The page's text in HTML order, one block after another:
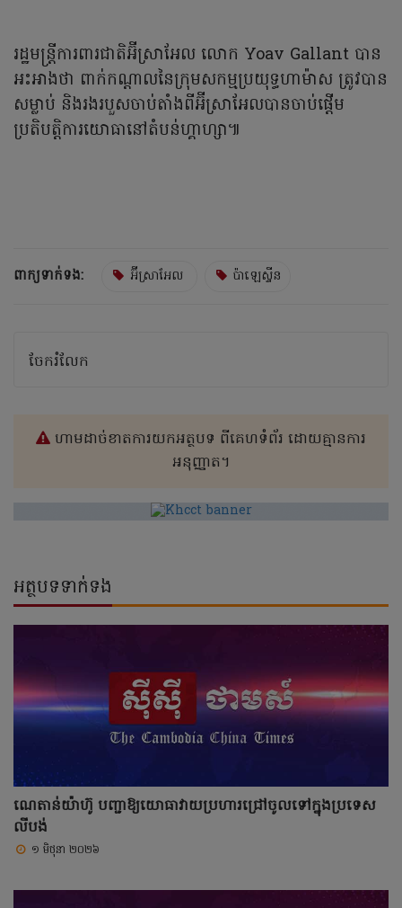
រដ្ឋមន្ត្រីការពារជាតិអ៊ីស្រាអែល លោក Yoav Gallant បាន
អះអាងថា ពាក់កណ្តាលនៃក្រុមសកម្មប្រយុទ្ធហាម៉ាស ត្រូវបាន
សម្លាប់ និងរងរបួសចាប់តាំងពីអ៊ីស្រាអែលបានចាប់ផ្តើម
ប្រតិបត្តិការយោធានៅតំបន់ហ្គាហ្សា៕
ពាក្យទាក់ទង: អ៊ីស្រាអែល ប៉ាឡេស្ទីន
ចែករំលែក
ហាមដាច់ខាតការយកអត្ថបទ ពីគេហទំព័រ ដោយគ្មានការ
អនុញ្ញាត។
អត្ថបទទាក់ទង
ណេតាន់យ៉ាហ៊ូ បញ្ជាឱ្យយោធាវាយប្រហារជ្រៅចូលទៅក្នុងប្រទេស
លីបង់
១ មិថុនា ២០២៦